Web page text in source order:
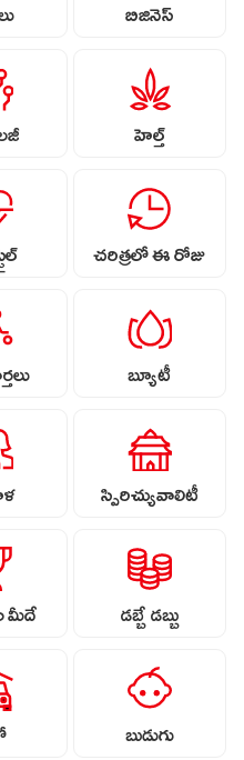
బిజినెస్
హెల్త్
చరిత్రలో ఈ రోజు
బ్యూటీ
స్పిరిచ్యువాలిటీ
మీదే డబ్బే డబ్బు
బుడుగు